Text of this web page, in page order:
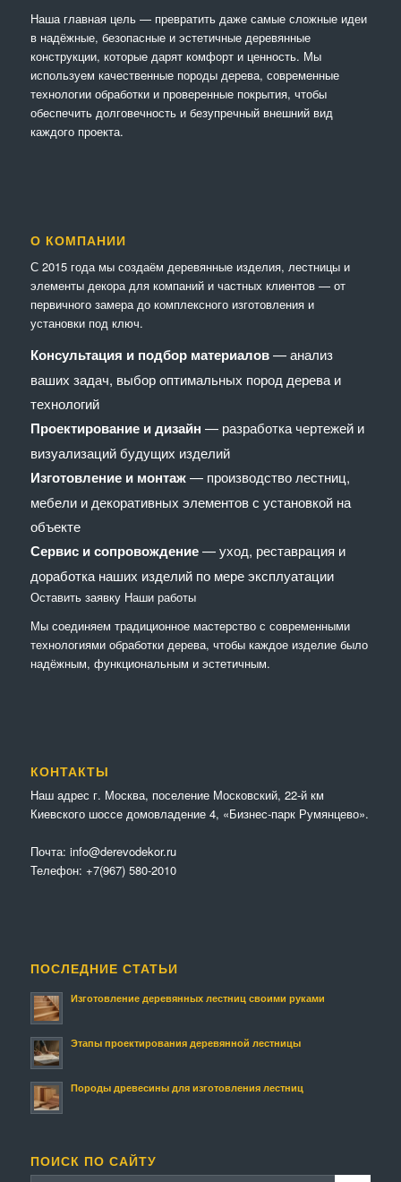
Наша главная цель — превратить даже самые сложные идеи
в надёжные, безопасные и эстетичные деревянные
конструкции, которые дарят комфорт и ценность. Мы
используем качественные породы дерева, современные
технологии обработки и проверенные покрытия, чтобы
обеспечить долговечность и безупречный внешний вид
каждого проекта.
О КОМПАНИИ
С 2015 года мы создаём деревянные изделия, лестницы и
элементы декора для компаний и частных клиентов — от
первичного замера до комплексного изготовления и
установки под ключ.
Консультация и подбор материалов— анализ
ваших задач, выбор оптимальных пород дерева и
технологий
Проектирование и дизайн — разработка чертежей и
визуализаций будущих изделий
Изготовление и монтаж— производство лестниц,
мебели и декоративных элементов с установкой на
объекте
Сервис и сопровождение— уход, реставрация и
доработка наших изделий по мере эксплуатации
Оставить заявку Наши работы
Мы соединяем традиционное мастерство с современными
технологиями обработки дерева, чтобы каждое изделие было
надёжным, функциональным и эстетичным.
КОНТАКТЫ
Наш адрес г. Москва, поселение Московский, 22-й км
Киевского шоссе домовладение 4, «Бизнес-парк Румянцево».
Почта: info@derevodekor.ru
Телефон: +7(967) 580-2010
ПОСЛЕДНИЕ СТАТЬИ
Изготовление деревянных лестниц своими руками
Этапы проектирования деревянной лестницы
Породы древесины для изготовления лестниц
ПОИСК ПО САЙТУ